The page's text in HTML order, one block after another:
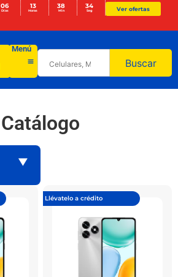
06
Días
13
Horas
38
Min
34
Seg Ver ofertas
Menú
Buscar
Catálogo
Llévatelo a crédito